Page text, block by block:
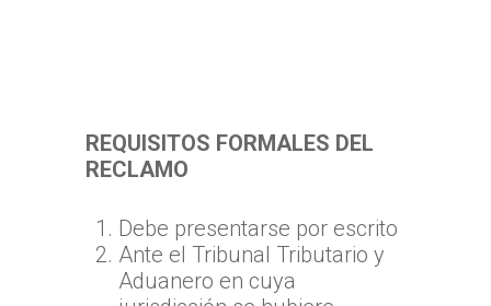
REQUISITOS FORMALES DEL
RECLAMO
Debe presentarse por escrito
Ante el Tribunal Tributario y
Aduanero en cuya